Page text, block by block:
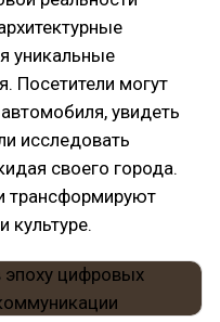
уникальные
Посетители могут
увидеть
исследовать
своего города.
трансформируют
культуре.